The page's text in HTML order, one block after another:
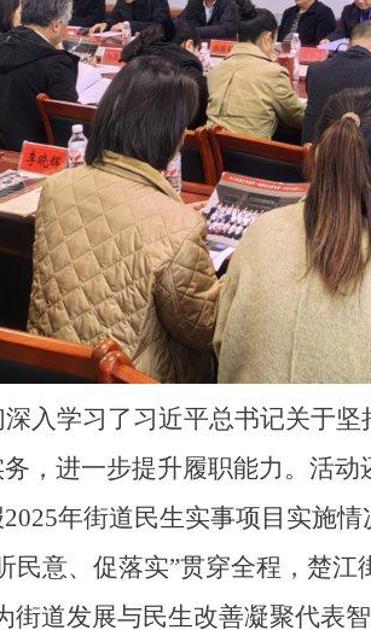
入学习了习近平总书记关于
，进一步提升履职能力。活
2025年街道民生实事项目实施
民意、促落实”贯穿全程，楚
道发展与民生改善凝聚代表智